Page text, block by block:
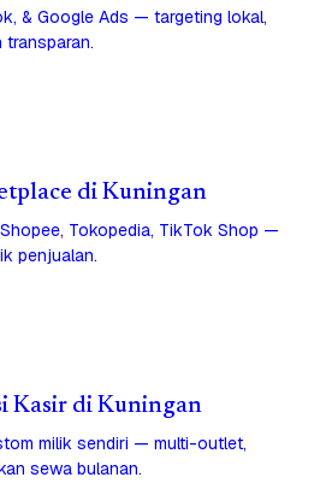
& Google Ads — targeting lokal,
transparan.
di Kuningan
Tokopedia, TikTok Shop —
penjualan.
Kasir di Kuningan
milik sendiri — multi-outlet,
sewa bulanan.